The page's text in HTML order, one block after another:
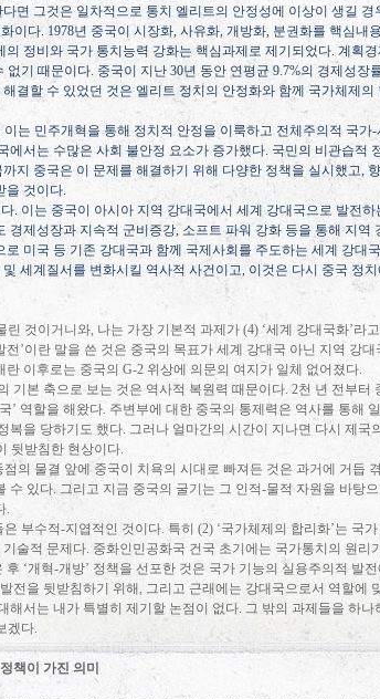
면 그것은 일차적으로 통치 엘리트의 안정성에 이상이 생길 경
이다. 1978년 중국이 시장화,사유화,개방화, 분권화를 핵심내
의 정비와 국가 통치능력 강화는 핵심과제로 제기되었다. 계획
없기 때문이다. 중국이 지난 30년 동안 연평균 9.7%의 경제성장
결할 수 있었던 것은 엘리트 정치의 안정화와 함께 국가체제의
이는 민주개혁을 통해 정치적 안정을 이룩하고 전체주의적 국가-
에서는 수많은 사회 불안정 요소가 증가했다. 국민의 비관습적
까지 중국은 이 문제를 해결하기 위해 다양한 정책을 실시했고,
을 것이다.
. 이는 중국이 아시아 지역 강대국에서 세계 강대국으로 발전
경제성장과 지속적 군비증강, 소프트 파워 강화 등을 통해 지역
로 미국 등 기존 강대국과 함께 국제사회를 주도하는 세계 강대
세계질서를 변화시킬 역사적 사건이고, 이것은 다시 중국 정
린 것이거니와, 나는 가장 기본적 과제가(4) ‘세계 강대국화’라
전 ’이란 말을 쓴 것은 중국의 목표가 세계 강대국 아닌 지역 강대
란 이후로는 중국의 G-2 위상에 의문의 여지가 일체 없어졌다.
기본 축으로 보는 것은 역사적 복원력 때문이다. 2천 년 전부터
’ 역할을 해왔다. 주변부에 대한 중국의 통제력은 역사를 통해
복을 당하기도 했다. 그러나 얼마간의 시간이 지나면 다시 제국의
뒷받침한 현상이다.
의 물결 앞에 중국이 치욕의 시대로 빠져든 것은 과거에 거듭
수 있다. 그리고 지금 중국의 굴기는 그 인적-물적 자원을 바탕
.
은 부수적-지엽적인 것이다. 특히(2) ‘국가체제의 합리화’는 국
술적 문제다. 중화인민공화국 건국 초기에는 국가통치의 원리
후 ‘개혁-개방’ 정책을 선포한 것은 국가 기능의 실용주의적 발전
전을 뒷받침하기 위해, 그리고 근래에는 강대국으로서 역할에
해서는 내가 특별히 제기할 논점이 없다. 그 밖의 과제들을 하나
겠다.
책이 가진 의미